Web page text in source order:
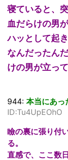
寝ていると、
血だらけの男
ハッとして起
なんだったん
けの男が立って
944: 本当にあっ
ID:Tu4UpEOhO
瞼の裏に張り付
る。
直感で、ここ数